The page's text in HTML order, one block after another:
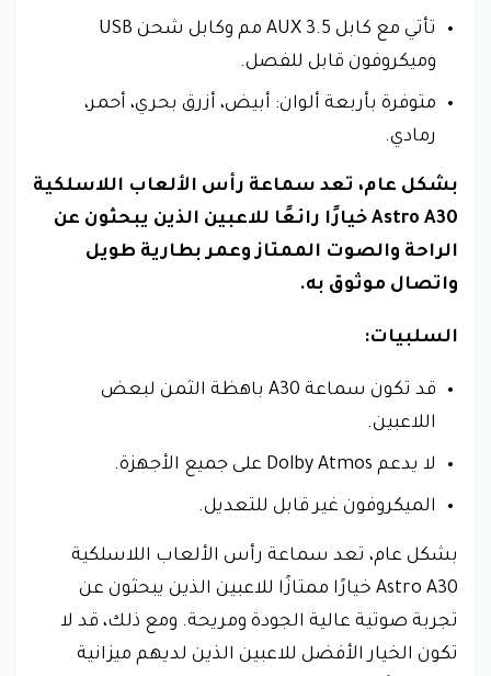
تأتي مع كابل AUX 3.5 مم وكابل شحن USB
وميكروفون قابل للفصل.
متوفرة بأربعة ألوان: أبيض، أزرق بحري، أحمر،
رمادي.
بشكل عام، تعد سماعة رأس الألعاب اللاسلكية
Astro A30 خيارًا رائعًا للاعبين الذين يبحثون عن
الراحة والصوت الممتاز وعمر بطارية طويل
واتصال موثوق به.
السلبيات:
قد تكون سماعة A30 باهظة الثمن لبعض
اللاعبين.
لا يدعم Dolby Atmos على جميع الأجهزة.
الميكروفون غير قابل للتعديل.
بشكل عام، تعد سماعة رأس الألعاب اللاسلكية
Astro A30 خيارًا ممتازًا للاعبين الذين يبحثون عن
تجربة صوتية عالية الجودة ومريحة. ومع ذلك، قد لا
تكون الخيار الأفضل للاعبين الذين لديهم ميزانية